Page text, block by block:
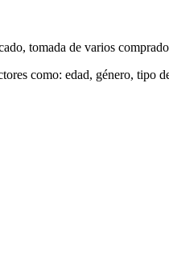
tomada de varios
como: edad, género, tipo